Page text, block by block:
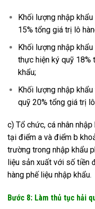
Khối lượng nhập
15% tổng giá trị lô
Khối lượng nhập
thực hiện ký quỹ 18%
khẩu;
Khối lượng nhập
quỹ 20% tổng giá trị
c) Tổ chức, cá nhân
tại điểm a và điểm b
trường trong nhập khẩu
liệu sản xuất với số tiền
hàng phế liệu nhập khẩu.
Bước 8: Làm thủ tục hải